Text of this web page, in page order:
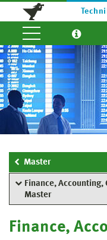
Master
Finance, Accounting,
Master
Finance,